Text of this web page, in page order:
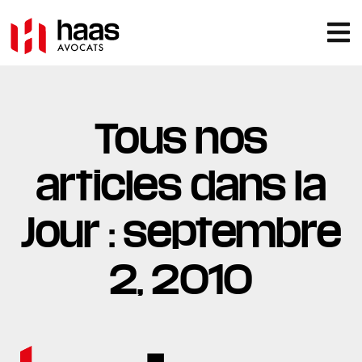
Tous nos
articles dans la
Jour : septembre
2, 2010